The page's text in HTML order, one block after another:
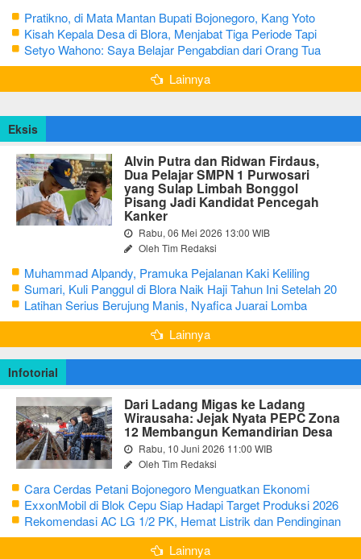
Pratikno, di Mata Mantan Bupati Bojonegoro, Kang Yoto
Kisah Kepala Desa di Blora, Menjabat Tiga Periode Tapi
Masih Hidup Sederhana
Setyo Wahono: Saya Belajar Pengabdian dari Orang Tua
Lainnya
Eksis
Alvin Putra dan Ridwan Firdaus,
Dua Pelajar SMPN 1 Purwosari
yang Sulap Limbah Bonggol
Pisang Jadi Kandidat Pencegah
Kanker
Rabu, 06 Mei 2026 13:00 WIB
Oleh Tim Redaksi
Muhammad Alpandy, Pramuka Pejalanan Kaki Keliling
Nusantara dengan Misi Literasi Budaya
Sumari, Kuli Panggul di Blora Naik Haji Tahun Ini Setelah 20
Tahun Sisihkan Uang Receh
Latihan Serius Berujung Manis, Nyafica Juarai Lomba
Bertutur tentang Nilai Hidup Orang Samin
Lainnya
Infotorial
Dari Ladang Migas ke Ladang
Wirausaha: Jejak Nyata PEPC Zona
12 Membangun Kemandirian Desa
Rabu, 10 Juni 2026 11:00 WIB
Oleh Tim Redaksi
Cara Cerdas Petani Bojonegoro Menguatkan Ekonomi
Keluarga
ExxonMobil di Blok Cepu Siap Hadapi Target Produksi 2026
Rekomendasi AC LG 1/2 PK, Hemat Listrik dan Pendinginan
Maksimal
Lainnya